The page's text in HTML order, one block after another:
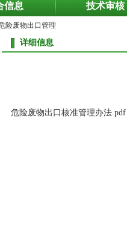
信息 技术审核
险废物出口管理
详细信息
危险废物出口核准管理办法.pdf